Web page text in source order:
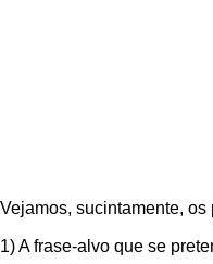
Vejamos, sucintamente,
1) A frase-alvo que se